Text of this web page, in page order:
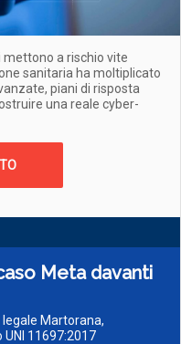
a rischio vite
sanitaria ha moltiplicato
piani di risposta
una reale cyber-
Meta davanti
Martorana,
11697:2017